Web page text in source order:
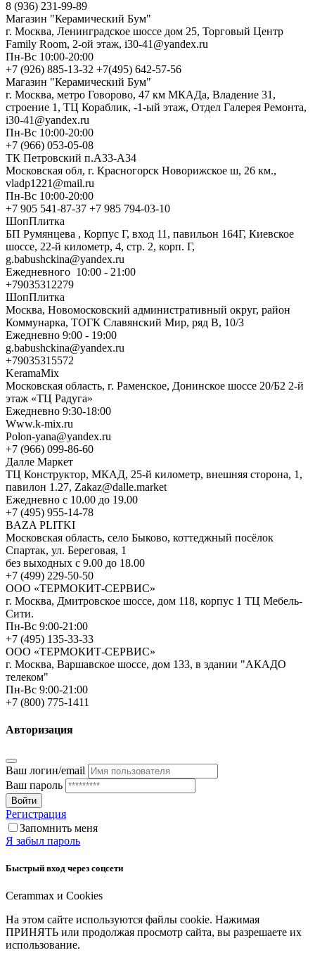
8 (936) 231-99-89
Магазин "Керамический Бум"
г. Москва, Ленинградское шоссе дом 25, Торговый Центр
Family Room, 2-ой этаж, i30-41@yandex.ru
Пн-Вс 10:00-20:00
+7 (926) 885-13-32 +7(495) 642-57-56
Магазин "Керамический Бум"
г. Москва, метро Говорово, 47 км МКАДа, Владение 31,
строение 1, ТЦ Кораблик, -1-ый этаж, Отдел Галерея Ремонта,
i30-41@yandex.ru
Пн-Вс 10:00-20:00
+7 (966) 053-05-08
ТК Петровский п.А33-А34
Московская обл, г. Красногорск Новорижское ш, 26 км.,
vladp1221@mail.ru
Пн-Вс 10:00-20:00
+7 905 541-87-37 +7 985 794-03-10
ШопПлитка
БП Румянцева , Корпус Г, вход 11, павильон 164Г, Киевское
шоссе, 22-й километр, 4, стр. 2, корп. Г,
g.babushckina@yandex.ru
Ежедневного 10:00 - 21:00
+79035312279
ШопПлитка
Москва, Новомосковский административный округ, район
Коммунарка, ТОГК Славянский Мир, ряд В, 10/3
Ежедневно 9:00 - 19:00
g.babushckina@yandex.ru
+79035315572
KeramaMix
Московская область, г. Раменское, Донинское шоссе 20/Б2 2-й
этаж «ТЦ Радуга»
Ежедневно 9:30-18:00
Www.k-mix.ru
Polon-yana@yandex.ru
+7 (966) 099-86-60
Далле Маркет
ТЦ Конструктор, МКАД, 25-й километр, внешняя сторона, 1,
павилон 1.27, Zakaz@dalle.market
Ежедневно с 10.00 до 19.00
+7 (495) 955-14-78
BAZA PLITKI
Московская область, село Быково, коттеджный посёлок
Спартак, ул. Береговая, 1
без выходных с 9.00 до 18.00
+7 (499) 229-50-50
ООО «ТЕРМОКИТ-СЕРВИС»
г. Москва, Дмитровское шоссе, дом 118, корпус 1 ТЦ Мебель-
Сити.
Пн-Вс 9:00-21:00
+7 (495) 135-33-33
ООО «ТЕРМОКИТ-СЕРВИС»
г. Москва, Варшавское шоссе, дом 133, в здании "АКАДО
телеком"
Пн-Вс 9:00-21:00
+7 (800) 775-1411
Авторизация
Ваш логин/email
Ваш пароль
Войти
Регистрация
Запомнить меня
Я забыл пароль
Быстрый вход через соцсети
Cerammax и Cookies
На этом сайте используются файлы cookie. Нажимая
ПРИНЯТЬ или продолжая просмотр сайта, вы разрешаете их
использование.